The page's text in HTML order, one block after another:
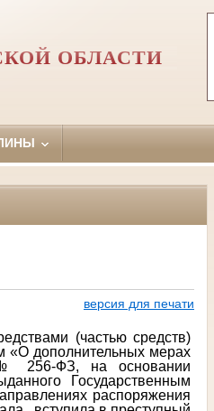
ОБЛАСТИ
версия для печати
(частью средств)
«О дополнительных мерах
№ 256-ФЗ, на основании
Государственным
распоряжения